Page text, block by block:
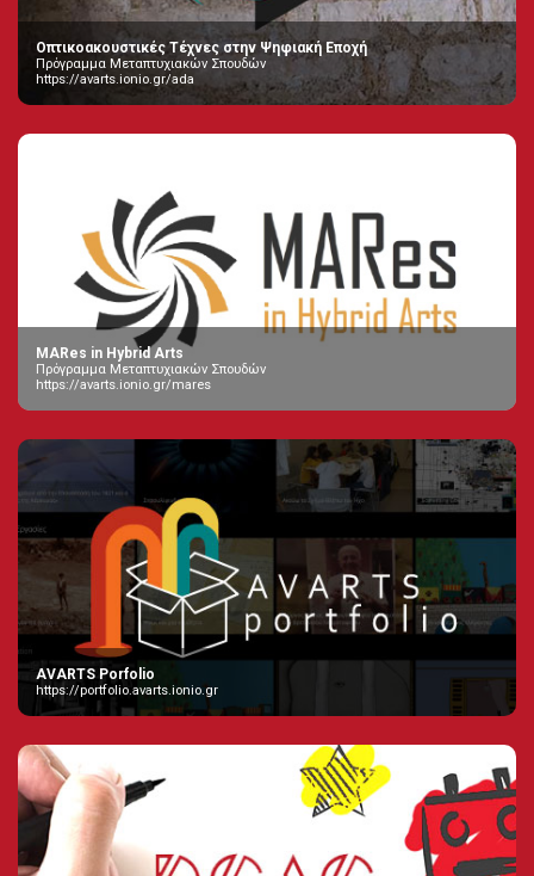
Οπτικοακουστικές Τέχνες στην Ψηφιακή Εποχή
Πρόγραμμα Μεταπτυχιακών Σπουδών
https://avarts.ionio.gr/ada
MARes in Hybrid Arts
Πρόγραμμα Μεταπτυχιακών Σπουδών
https://avarts.ionio.gr/mares
AVARTS Porfolio
https://portfolio.avarts.ionio.gr